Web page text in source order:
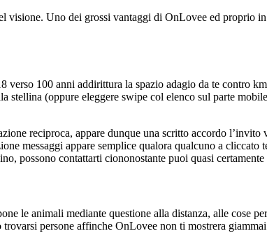
Uno dei grossi vantaggi di OnLovee ed proprio
100 anni addirittura la spazio adagio da te contro
stellina (oppure eleggere swipe col elenco sul parte
reciproca, appare dunque una scritto accordo
messaggi appare semplice qualora qualcuno a cliccato
possono contattarti ciononostante puoi quasi
le animali mediante questione alla distanza, alle cose
persone affinche OnLovee non ti mostrera